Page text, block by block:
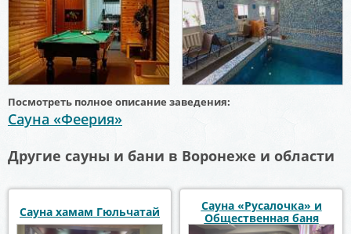
Посмотреть полное описание заведения:
Сауна «Феерия»
Другие сауны и бани в Воронеже и области
Сауна хамам Гюльчатай
Сауна «Русалочка» и
Общественная баня